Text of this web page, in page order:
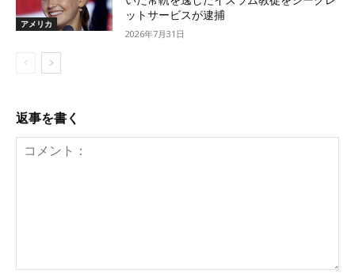
アメリカ
ットサービスが逮捕
2026年7月31日
返事を書く